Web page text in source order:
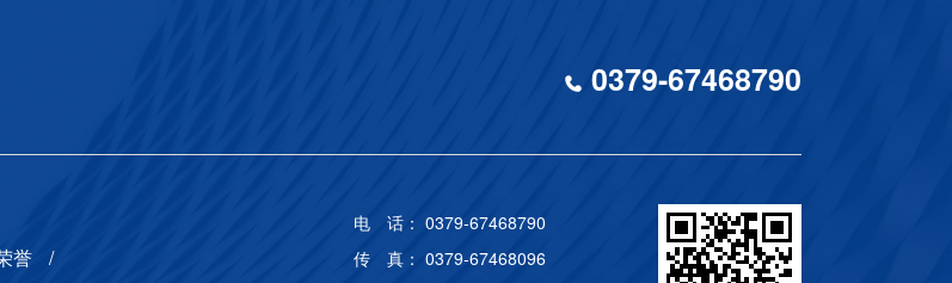
0379-67468790
誉
电 话： 0379-67468790
传 真： 0379-67468096